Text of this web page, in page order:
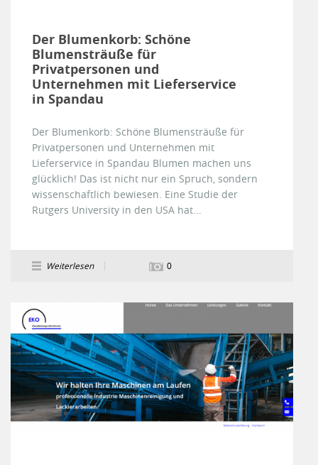
Der Blumenkorb: Schöne
Blumensträuße für
Privatpersonen und
Unternehmen mit Lieferservice
in Spandau
Der Blumenkorb: Schöne Blumensträuße für
Privatpersonen und Unternehmen mit
Lieferservice in Spandau Blumen machen uns
glücklich! Das ist nicht nur ein Spruch, sondern
wissenschaftlich bewiesen. Eine Studie der
Rutgers University in den USA hat...
Weiterlesen 0